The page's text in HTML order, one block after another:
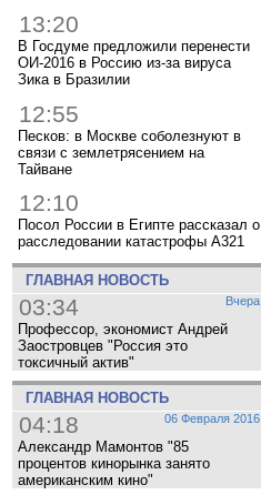
13:20
В Госдуме предложили перенести
ОИ-2016 в Россию из-за вируса
Зика в Бразилии
12:55
Песков: в Москве соболезнуют в
связи с землетрясением на
Тайване
12:10
Посол России в Египте рассказал о
расследовании катастрофы A321
ГЛАВНАЯ НОВОСТЬ
Вчера
03:34
Профессор, экономист Андрей
Заостровцев "Россия это
токсичный актив"
ГЛАВНАЯ НОВОСТЬ
06 Февраля 2016
04:18
Александр Мамонтов "85
процентов кинорынка занято
американским кино"